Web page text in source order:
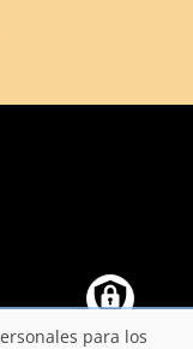
Città Metropolitana
para los